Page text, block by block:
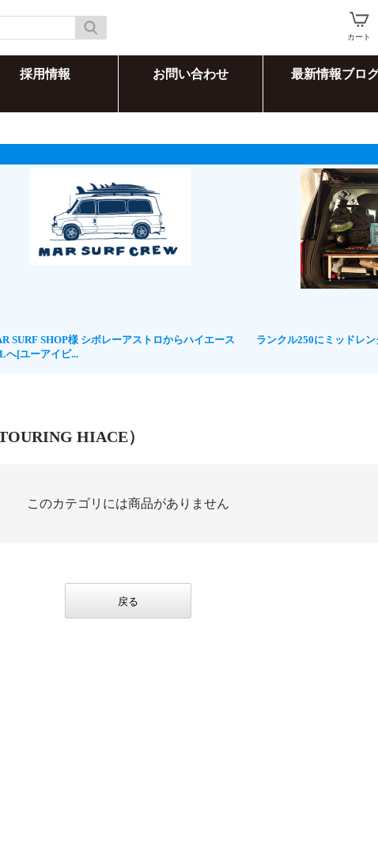
カート
採用情報 お問い合わせ 最新情報ブロ
SURF SHOP様 シボレーアストロからハイエース
へ[ユーアイビ...
ランクル250にミッドレ
HIACE）
このカテゴリには商品がありません
戻る